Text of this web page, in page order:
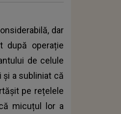
dar
după operație
de celule
a subliniat că
pe rețelele
micuțul lor a